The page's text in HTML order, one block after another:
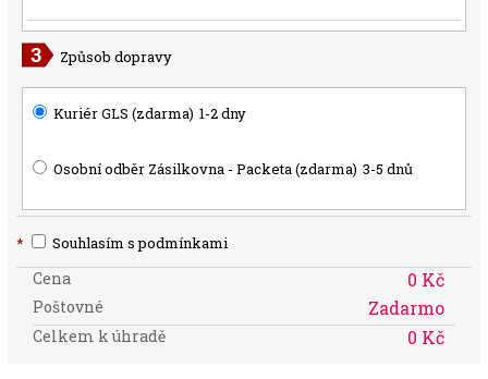
Způsob dopravy
Kuriér GLS (zdarma) 1-2 dny
Osobní odběr Zásilkovna - Packeta (zdarma) 3-5 dnů
* Souhlasím s podmínkami
Cena 0 Kč
Poštovné Zadarmo
Celkem k úhradě 0 Kč